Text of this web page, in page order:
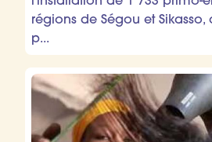
régions de Ségou et
p...